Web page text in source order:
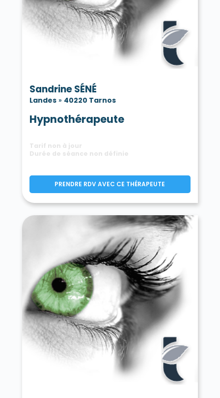
Sandrine SÉNÉ
Landes» 40220 Tarnos
Hypnothérapeute
Tarif non à jour
Durée de séance non définie
PRENDRE RDV AVEC CE THÉRAPEUTE